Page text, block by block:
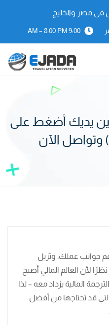
فى مصر والخليج
9:00 AM – 8:00 PM
يديك أضغط على
جوانب عملك، وتزيل
لأن العالم المالي أصبح
المالية يزداد معه – لذا
قد تحتاجها من أفضل